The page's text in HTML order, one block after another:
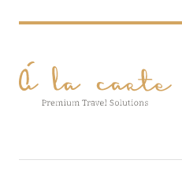
Подробнее
27 сентября 2024